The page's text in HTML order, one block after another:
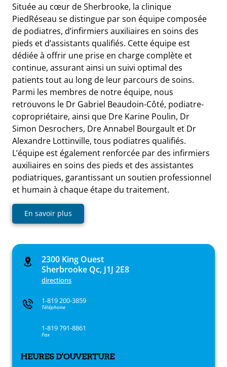
Située au cœur de Sherbrooke, la clinique
PiedRéseau se distingue par son équipe composée
de podiatres, d’infirmiers auxiliaires en soins des
pieds et d’assistants qualifiés. Cette équipe est
dédiée à offrir une prise en charge complète et
continue, assurant ainsi un suivi optimal des
patients tout au long de leur parcours de soins.
Parmi les membres de notre équipe, nous
retrouvons le Dr Gabriel Beaudoin-Côté, podiatre-
copropriétaire, ainsi que Dre Karine Poulin, Dr
Simon Desrochers, Dre Annabel Bourgault et Dr
Alexandre Lottinville, tous podiatres qualifiés.
L’équipe est également renforcée par des infirmiers
auxiliaires en soins des pieds et des assistantes
podiatriques, garantissant un soutien professionnel
et humain à chaque étape du traitement.
En savoir plus
2300 King Ouest
Sherbrooke Qc, J1J 2E8
directions
1-819 200-3859
Téléphone
1-819 791-8861
Fax
HEURES D'OUVERTURE